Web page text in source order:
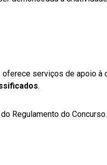
serviços de apoio à
.
Regulamento do Concurso.